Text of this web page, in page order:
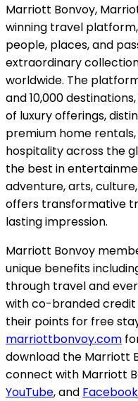
Marriott Bonvoy,
winning travel
people, places, and
extraordinary
worldwide. The
and 10,000
of luxury offerings,
premium home
hospitality across the
the best in
adventure, arts,
offers transformative
lasting impression.
Marriott Bonvoy
unique benefits
through travel and
with co-branded
their points for free
marriottbonvoy.com
download the Marriott
connect with Marriott
YouTube, and Facebook